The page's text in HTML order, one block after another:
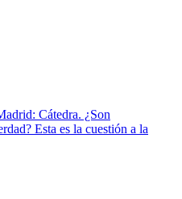
Cátedra. ¿Son
Esta es la cuestión a la